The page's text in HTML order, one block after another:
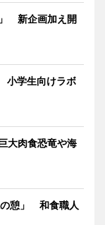
新企画加え開
小学生向けラボ
大肉食恐竜や海
の憩」 和食職人